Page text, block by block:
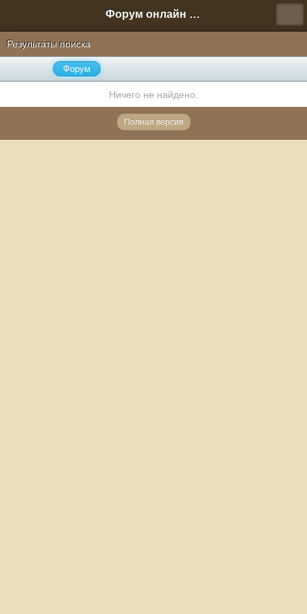
Форум онлайн игры "Новая Эра" (Нюра Биз)
Результаты поиска
Форум
Ничего не найдено.
Полная версия